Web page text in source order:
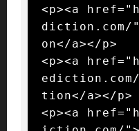
<p><a
diction.com/
on</a></p>
<p><a
tion</a></p>
<p><a